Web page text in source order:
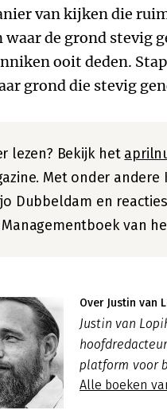
van kijken die
waar de grond stevig
ooit deden.
grond die stevig
lezen? Bekijk het
Met onder andere
Dubbeldam en
van
Over Justin van
Justin van
platform voor
Alle boeken